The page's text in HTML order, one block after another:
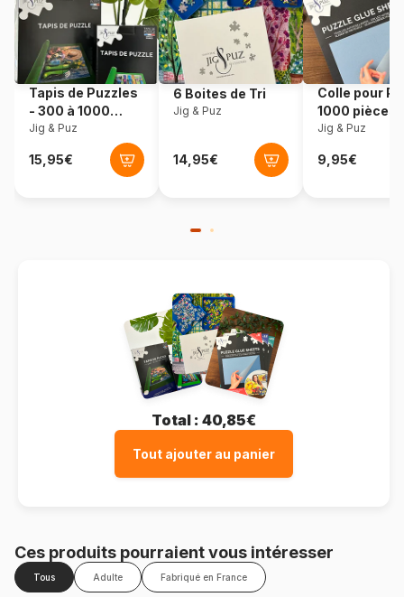
EAN 5904438300716
Nombre de pièces 3000 pièces
Dimensions 92 x 69 cm
Tapis de Puzzles
- 300 à 1000
pièces
Jig & Puz
6 Boites de Tri
Jig & Puz
Colle pour
1000 pièces
Jig & Puz
Total : 40,85€
Tout ajouter au panier
Ces produits pourraient vous intéresser
Tous Adulte Fabriqué en France